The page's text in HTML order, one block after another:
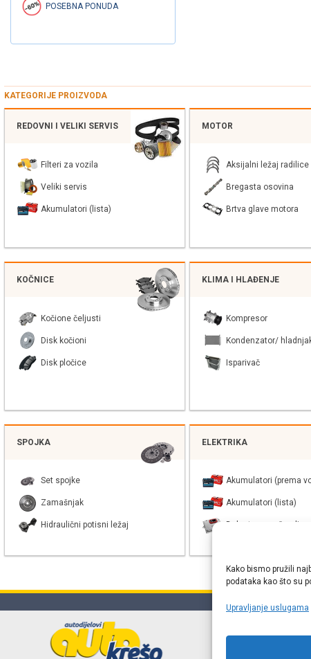
Kako bismo pružili
podataka kao što su
Upravljanje uslugama
POSEBNA PONUDA
KATEGORIJE PROIZVODA
REDOVNI I VELIKI SERVIS
Filteri za vozila
Veliki servis
Akumulatori (lista)
MOTOR
Aksijalni ležaj radilice
Bregasta osovina
Brtva glave motora
KOČNICE
Kočione čeljusti
Disk kočioni
Disk pločice
KLIMA I HLAĐENJE
Kompresor
Kondenzator/
Isparivač
SPOJKA
Set spojke
Zamašnjak
Hidraulični potisni ležaj
ELEKTRIKA
Akumulatori (prema
Akumulatori (lista)
Balast xenon žarulje
Online